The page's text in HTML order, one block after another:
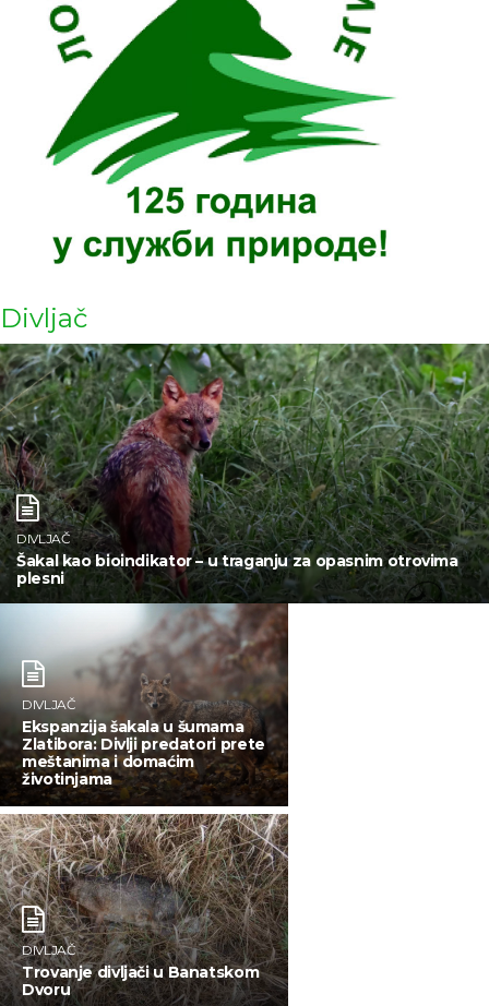
Divljač
DIVLJAČ
Šakal kao bioindikator – u traganju za opasnim otrovima
plesni
DIVLJAČ
Ekspanzija šakala u šumama
Zlatibora: Divlji predatori prete
meštanima i domaćim
životinjama
DIVLJAČ
Trovanje divljači u Banatskom
Dvoru